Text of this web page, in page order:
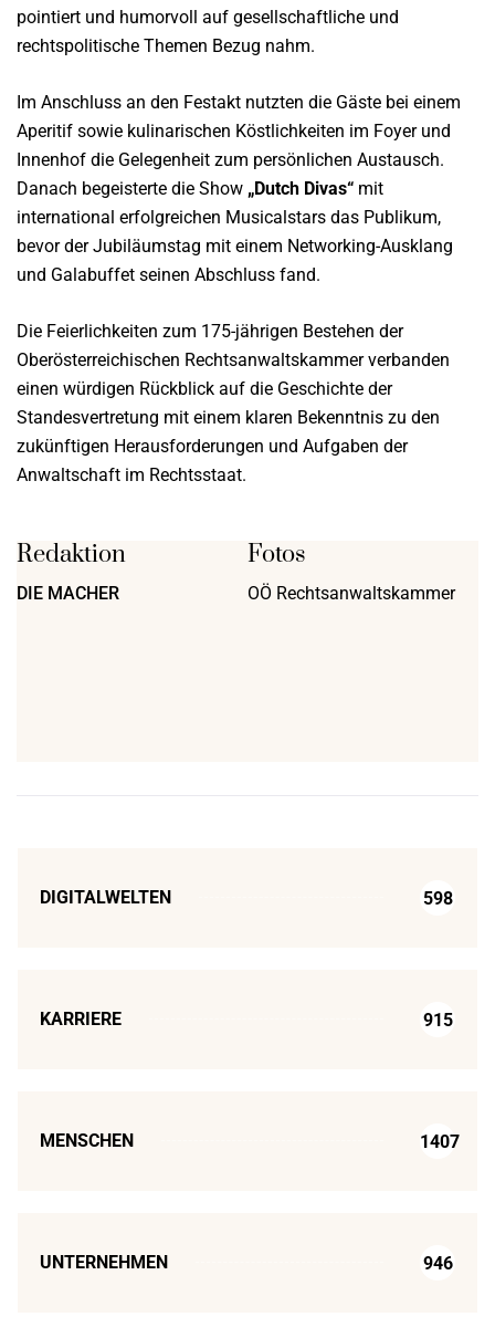
pointiert und humorvoll auf gesellschaftliche und
rechtspolitische Themen Bezug nahm.
Im Anschluss an den Festakt nutzten die Gäste bei einem
Aperitif sowie kulinarischen Köstlichkeiten im Foyer und
Innenhof die Gelegenheit zum persönlichen Austausch.
Danach begeisterte die Show „Dutch Divas“ mit
international erfolgreichen Musicalstars das Publikum,
bevor der Jubiläumstag mit einem Networking-Ausklang
und Galabuffet seinen Abschluss fand.
Die Feierlichkeiten zum 175-jährigen Bestehen der
Oberösterreichischen Rechtsanwaltskammer verbanden
einen würdigen Rückblick auf die Geschichte der
Standesvertretung mit einem klaren Bekenntnis zu den
zukünftigen Herausforderungen und Aufgaben der
Anwaltschaft im Rechtsstaat.
Redaktion
DIE MACHER
Fotos
OÖ Rechtsanwaltskammer
DIGITALWELTEN 598
KARRIERE 915
MENSCHEN 1407
UNTERNEHMEN 946